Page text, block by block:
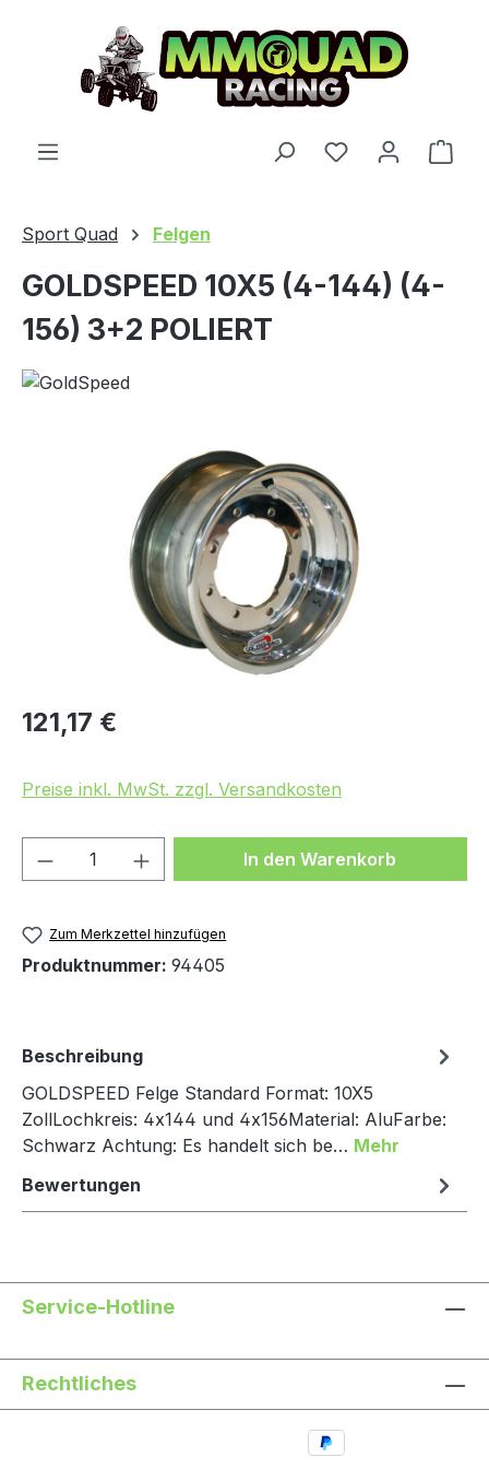
Zum Hauptinhalt springen
Du hast 0
Sport Quad Felgen
GOLDSPEED 10X5 (4-144) (4-
156) 3+2 POLIERT
Bildergalerie überspringen
Regulärer Preis:
121,17 €
Preise inkl. MwSt. zzgl. Versandkosten
Produkt Anzahl: Gib denIn den Warenkorb
Zum Merkzettel hinzufügen
Produktnummer: 94405
Beschreibung
GOLDSPEED Felge Standard Format: 10X5
ZollLochkreis: 4x144 und 4x156Material: AluFarbe:
Schwarz Achtung: Es handelt sich be… Mehr
Bewertungen
Service-Hotline
Rechtliches